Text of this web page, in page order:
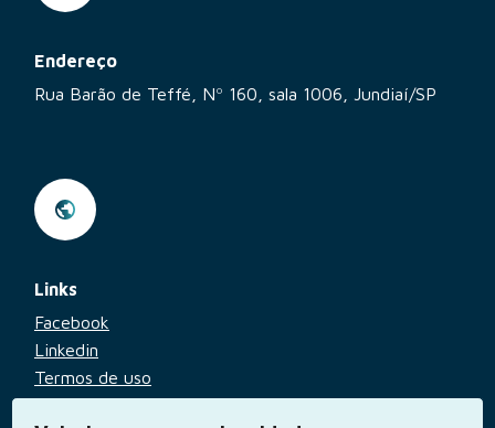
Endereço
Rua Barão de Teffé, Nº 160, sala 1006, Jundiaí/SP
Links
Facebook
Linkedin
Termos de uso
Aviso de privacidade